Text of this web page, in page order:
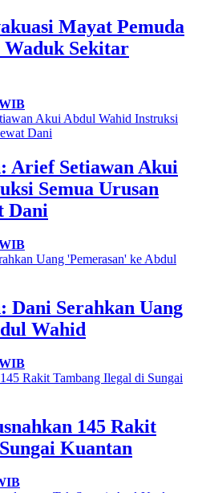
Mayat Pemuda
Waduk Sekitar
Arief Setiawan Akui
Semua Urusan
Dani
Dani Serahkan Uang
Wahid
145 Rakit
Kuantan